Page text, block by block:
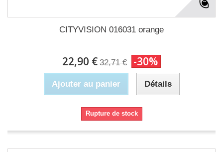
CITYVISION 016031 orange
22,90 € 32,71 € -30%
Ajouter au panier Détails
Rupture de stock